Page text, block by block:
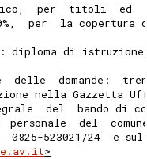
per  titoli  ed
per  la copertura
diploma di
delle  domande:
nella Gazzetta
del  bando di
del
523021/24  e
>